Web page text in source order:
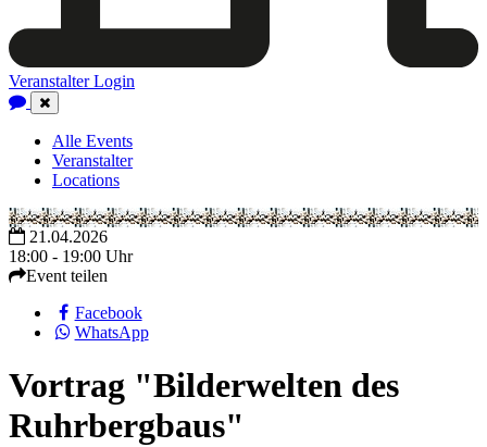
Veranstalter Login
Close
Navigation
Alle Events
Veranstalter
Locations
21.04.2026
18:00 - 19:00 Uhr
Event teilen
Facebook
WhatsApp
Vortrag "Bilderwelten des
Ruhrbergbaus"